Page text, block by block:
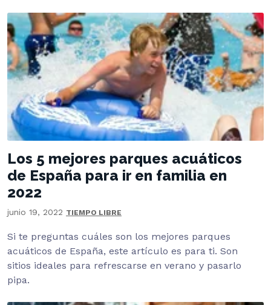
Los 5 mejores parques acuáticos
de España para ir en familia en
2022
junio 19, 2022 TIEMPO LIBRE
Si te preguntas cuáles son los mejores parques
acuáticos de España, este artículo es para ti. Son
sitios ideales para refrescarse en verano y pasarlo
pipa.